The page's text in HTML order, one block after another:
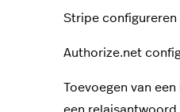
Stripe configureren
Authorize.net
Toevoegen van een